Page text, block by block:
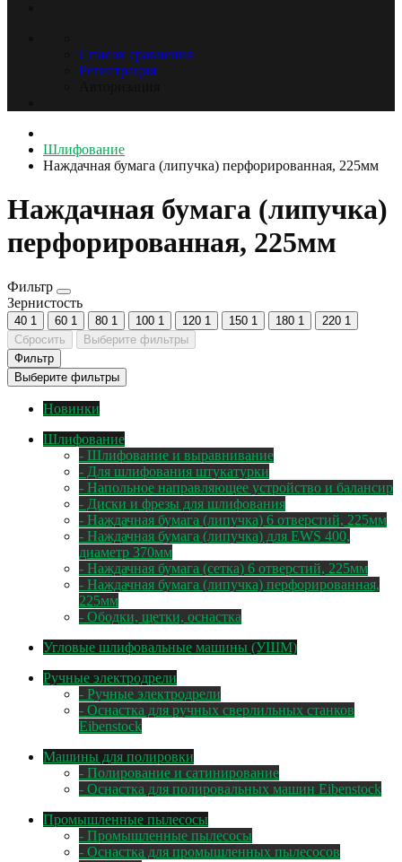
Список сравнения
Регистрация
Шлифование
Наждачная бумага (липучка) перфорированная, 225мм
Наждачная бумага (липучка)
перфорированная, 225мм
Фильтр
Зернистость
40 1 60 1 80 1 100 1 120 1 150 1 180 1 220 1
Сбросить
Выберите фильтры
Фильтр
Выберите фильтры
Новинки
Шлифование
- Шлифование и выравнивание
- Для шлифования штукатурки
- Напольное направляющее устройство и балансир
- Диски и фрезы для шлифования
- Наждачная бумага (липучка) 6 отверстий, 225мм
- Наждачная бумага (липучка) для EWS 400,
диаметр 370мм
- Наждачная бумага (сетка) 6 отверстий, 225мм
- Наждачная бумага (липучка) перфорированная,
225мм
- Ободки, щетки, оснастка
Угловые шлифовальные машины (УШМ)
Ручные электродрели
- Ручные электродрели
- Оснастка для ручных сверлильных станков
Eibenstock
Машины для полировки
- Полирование и сатинирование
- Оснастка для полировальных машин Eibenstock
Промышленные пылесосы
- Промышленные пылесосы
- Оснастка для промышленных пылесосов